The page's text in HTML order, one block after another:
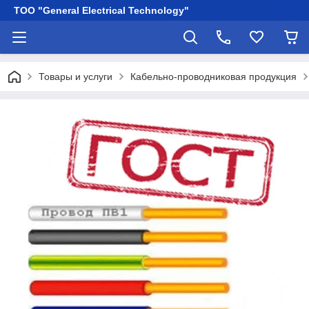
ТОО "General Electrical Technology"
Товары и услуги Кабельно-проводниковая продукция